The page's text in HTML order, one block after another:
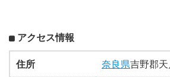
アクセス情報
住所 奈良県吉野郡